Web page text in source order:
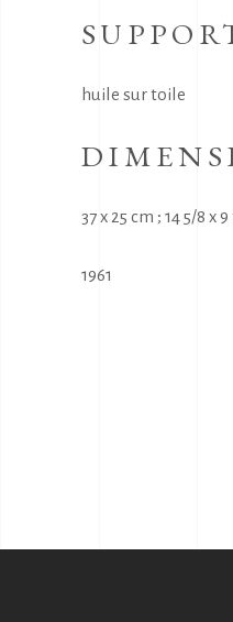
huile sur toile
37 x 25 cm ; 14 5/8 x
1961